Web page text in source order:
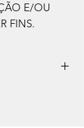
E/OU
FINS.
de